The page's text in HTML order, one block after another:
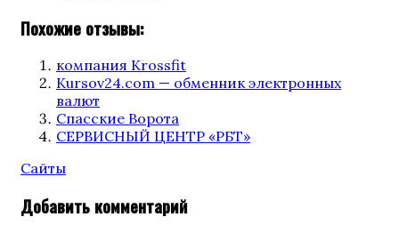
Похожие отзывы:
компания Krossfit
Kursov24.com — обменник электронных
валют
Спасские Ворота
СЕРВИСНЫЙ ЦЕНТР «‎РБТ»
Categories
Сайты
Добавить комментарий